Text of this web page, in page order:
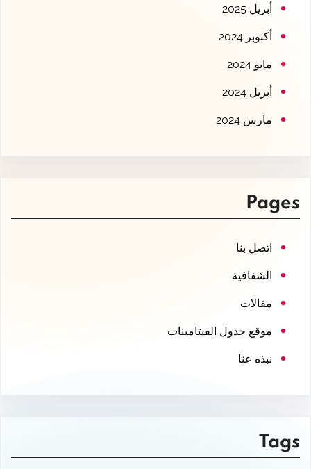
أبريل 2025
أكتوبر 2024
مايو 2024
أبريل 2024
مارس 2024
Pages
اتصل بنا
الشفافية
مقالات
موقع جدول الفيتامينات
نبذه عنا
Tags